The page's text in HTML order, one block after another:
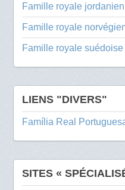
Famille royale
Famille royale
Famille royale suédoise
LIENS "DIVERS"
Família Real
SITES «